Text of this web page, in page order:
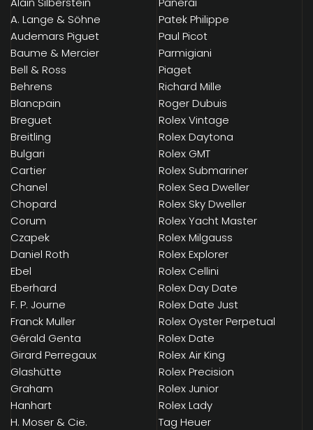
A. Lange & Söhne
Audemars Piguet
Baume & Mercier
Bell & Ross
Behrens
Blancpain
Breguet
Breitling
Bulgari
Cartier
Chanel
Chopard
Corum
Czapek
Daniel Roth
Ebel
Eberhard
F. P. Journe
Franck Muller
Gérald Genta
Girard Perregaux
Glashütte
Graham
Hanhart
H. Moser & Cie.
Patek Philippe
Paul Picot
Parmigiani
Piaget
Richard Mille
Roger Dubuis
Rolex Vintage
Rolex Daytona
Rolex GMT
Rolex Submariner
Rolex Sea Dweller
Rolex Sky Dweller
Rolex Yacht Master
Rolex Milgauss
Rolex Explorer
Rolex Cellini
Rolex Day Date
Rolex Date Just
Rolex Oyster Perpetual
Rolex Date
Rolex Air King
Rolex Precision
Rolex Junior
Rolex Lady
Tag Heuer